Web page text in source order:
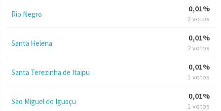
Rio Negro
0,01%
2 votos
Santa Helena
0,01%
2 votos
Santa Terezinha de Itaipu
0,01%
1 votos
São Miguel do Iguaçu
0,01%
1 votos